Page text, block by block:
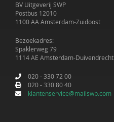
BV Uitgeverij SWP
Postbus 12010
1100 AA Amsterdam-Zuidoost
Bezoekadres:
Spaklerweg 79
1114 AE Amsterdam-Duivendrecht
020 - 330 72 00
020 - 330 80 40
klantenservice@mailswp.com